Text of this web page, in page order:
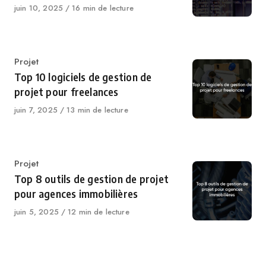
Publié
juin 10, 2025 16 min de lecture
Catégorie
Projet
Top 10 logiciels de gestion de
projet pour freelances
Publié
juin 7, 2025 13 min de lecture
Catégorie
Projet
Top 8 outils de gestion de projet
pour agences immobilières
Publié
juin 5, 2025 12 min de lecture